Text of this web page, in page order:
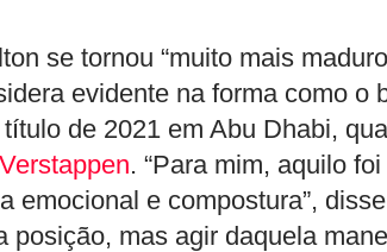
se tornou “muito mais
evidente na forma como o
de 2021 em Abu Dhabi,
. “Para mim, aquilo
emocional e compostura”,
posição, mas agir daquela